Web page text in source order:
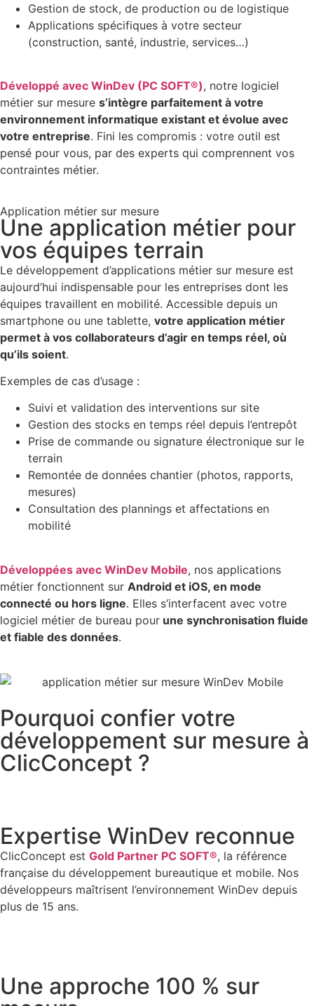
Gestion de stock, de production ou de logistique
Applications spécifiques à votre secteur
(construction, santé, industrie, services…)
Développé avec WinDev (PC SOFT®), notre logiciel
métier sur mesure s’intègre parfaitement à votre
environnement informatique existant et évolue avec
votre entreprise. Fini les compromis : votre outil est
pensé pour vous, par des experts qui comprennent vos
contraintes métier.
Application métier sur mesure
Une application métier pour
vos équipes terrain
Le développement d’applications métier sur mesure est
aujourd’hui indispensable pour les entreprises dont les
équipes travaillent en mobilité. Accessible depuis un
smartphone ou une tablette, votre application métier
permet à vos collaborateurs d’agir en temps réel, où
qu’ils soient.
Exemples de cas d’usage :
Suivi et validation des interventions sur site
Gestion des stocks en temps réel depuis l’entrepôt
Prise de commande ou signature électronique sur le
terrain
Remontée de données chantier (photos, rapports,
mesures)
Consultation des plannings et affectations en
mobilité
Développées avec WinDev Mobile, nos applications
métier fonctionnent sur Android et iOS, en mode
connecté ou hors ligne. Elles s’interfacent avec votre
logiciel métier de bureau pour une synchronisation fluide
et fiable des données.
Pourquoi confier votre
développement sur mesure à
ClicConcept ?
Expertise WinDev reconnue
ClicConcept est Gold Partner PC SOFT®, la référence
française du développement bureautique et mobile. Nos
développeurs maîtrisent l’environnement WinDev depuis
plus de 15 ans.
Une approche 100 % sur